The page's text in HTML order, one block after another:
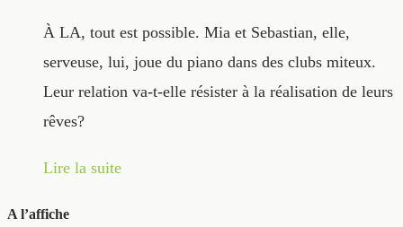
À LA, tout est possible. Mia et Sebastian, elle,
serveuse, lui, joue du piano dans des clubs miteux.
Leur relation va-t-elle résister à la réalisation de leurs
rêves?
Lire la suite
A l’affiche